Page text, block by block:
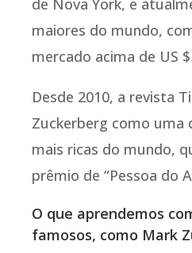
maiores do mundo,
mercado acima de US
Desde 2010, a revista
Zuckerberg como uma
mais ricas do mundo,
prêmio de “Pessoa do
O que aprendemos
famosos, como Mark